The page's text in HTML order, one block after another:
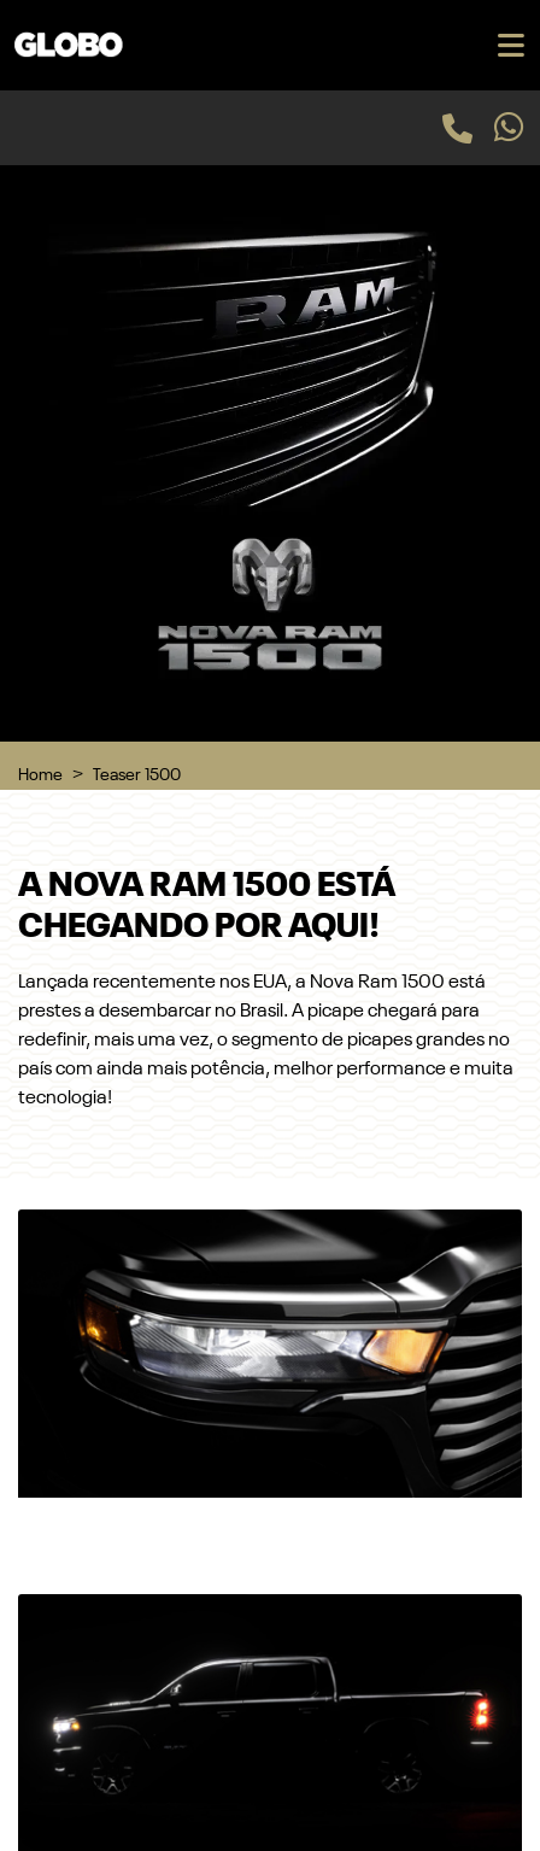
Home Teaser 1500
A NOVA RAM 1500 ESTÁ
CHEGANDO POR AQUI!
Lançada recentemente nos EUA, a Nova Ram 1500 está
prestes a desembarcar no Brasil. A picape chegará para
redefinir, mais uma vez, o segmento de picapes grandes no
país com ainda mais potência, melhor performance e muita
tecnologia!